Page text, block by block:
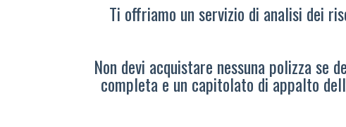
Ti offriamo un servizio di analisi dei
Non devi acquistare nessuna polizza se
completa e un capitolato di appalto